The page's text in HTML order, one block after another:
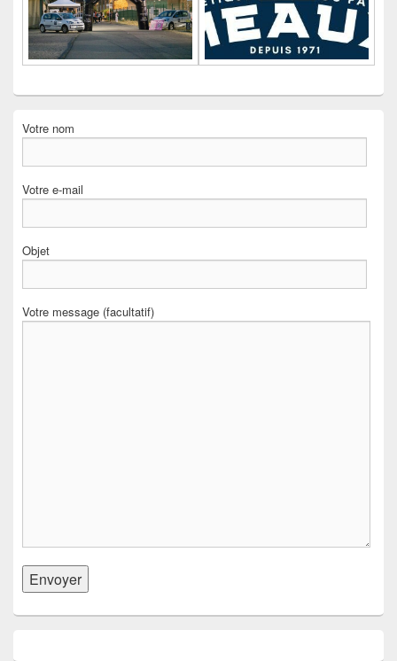
Votre nom
Votre e-mail
Objet
Votre message (facultatif)